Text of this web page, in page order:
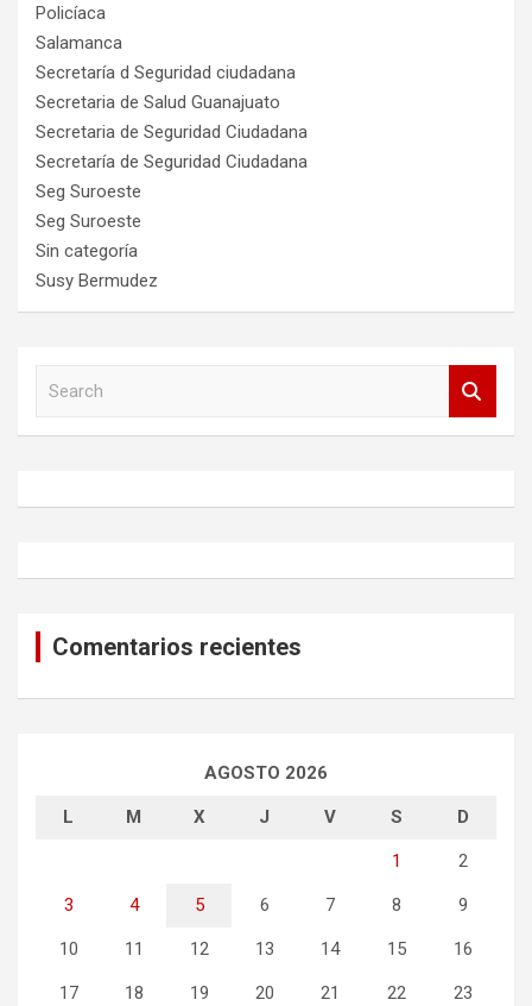
Policíaca
Salamanca
Secretaría d Seguridad ciudadana
Secretaria de Salud Guanajuato
Secretaria de Seguridad Ciudadana
Secretaría de Seguridad Ciudadana
Seg Suroeste
Seg Suroeste
Sin categoría
Susy Bermudez
h
Comentarios recientes
AGOSTO 2026
L M X J V S D
1 2
3 4 5 6 7 8 9
10 11 12 13 14 15 16
17 18 19 20 21 22 23